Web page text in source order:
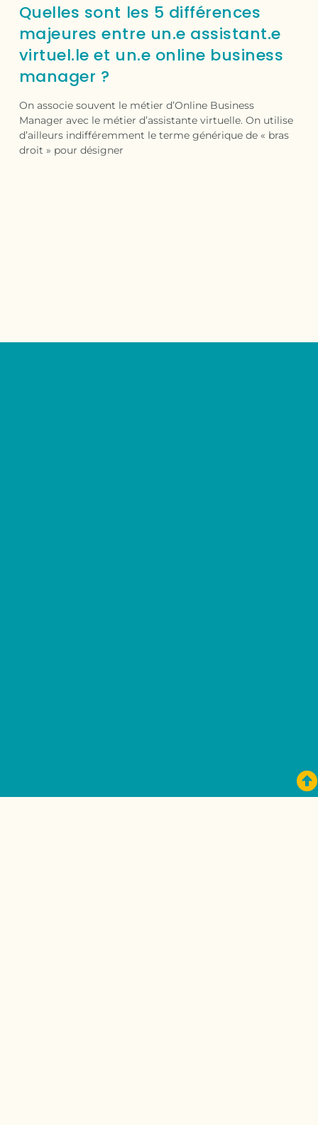
Quelles sont les 5 différences
majeures entre un.e assistant.e
virtuel.le et un.e online business
manager ?
On associe souvent le métier d’Online Business
Manager avec le métier d’assistante virtuelle. On utilise
d’ailleurs indifféremment le terme générique de « bras
droit » pour désigner